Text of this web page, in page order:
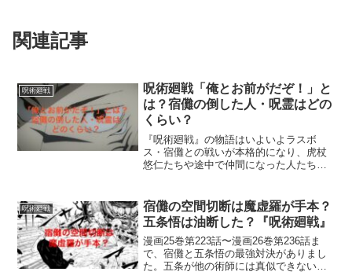
関連記事
呪術廻戦
呪術廻戦「俺とお前がだぞ！」と
は？宿儺の倒した人・呪霊はどの
くらい？
『呪術廻戦』の物語はいよいよラスボ
ス・宿儺との戦いが本格的になり、虎杖
悠仁たちや途中で仲間になった人たちの
が、宿儺には仲間が多くありません。そ
んな宿儺は過去に「俺とお前...
呪術廻戦
宿儺の空間切断は魔虚羅が手本？
五条悟は油断した？『呪術廻戦』
漫画25巻第223話〜漫画26巻第236話ま
で、宿儺と五条悟の最強対決がありまし
た。五条が他の術師には真似できない荒